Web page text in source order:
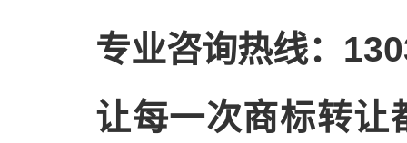
专业咨询热线：
让每一次商标转让